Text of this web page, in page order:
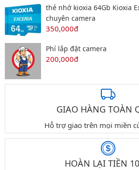
thẻ nhớ kioxia 64Gb Kioxia
chuyên camera
350,000đ
Phí lắp đặt camera
200,000đ
GIAO HÀNG TOÀN
Hỗ trợ giao trên mọi miền
HOÀN LẠI TIỀN